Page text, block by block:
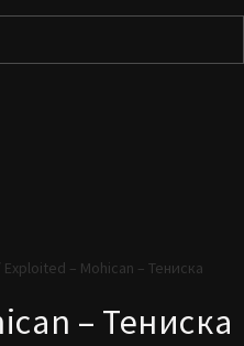
Exploited – Mohican – Тениска
– Тениска